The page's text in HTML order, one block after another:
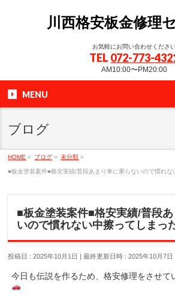
川西格安板金修理
お気軽にお問い合わせくださ
TEL 072-773-
AM10:00〜PM20:00
MENU
ブログ
HOME » ブログ » 未分類 »
■板金塗装案件■格安実績/普段あまり車に乗らないので慣れな
■板金塗装案件■格安実績/普段
いので慣れない中擦ってしまっ
投稿日 : 2025年10月1日 最終更新日時 : 2025年10月7日
今日も伝説を作るため、格安修理をさせて